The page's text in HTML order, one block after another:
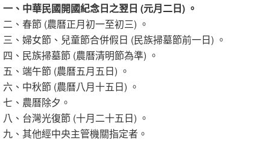
一、中華民國開國紀念日之翌日 (元月二日) 。
二、春節 (農曆正月初一至初三) 。
三、婦女節、兒童節合併假日 (民族掃墓節前一日) 。
四、民族掃墓節 (農曆清明節為準) 。
五、端午節 (農曆五月五日) 。
六、中秋節 (農曆八月十五日) 。
七、農曆除夕。
八、台灣光復節 (十月二十五日) 。
九、其他經中央主管機關指定者。